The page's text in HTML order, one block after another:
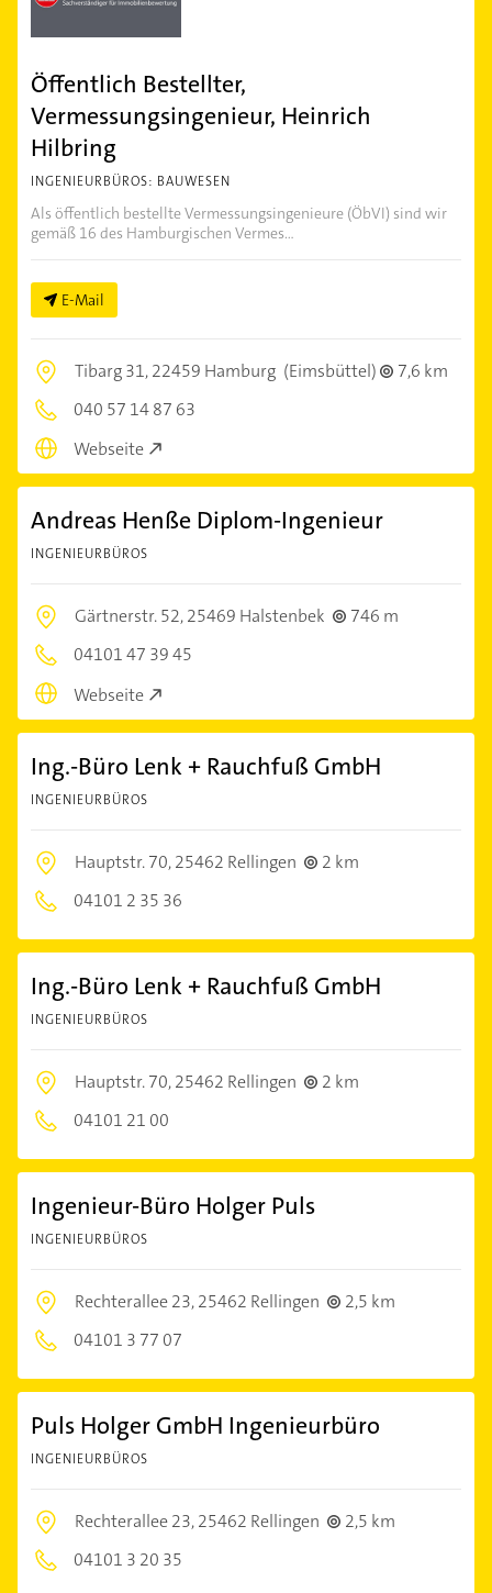
Öffentlich Bestellter,
Vermessungsingenieur, Heinrich
Hilbring
INGENIEURBÜROS: BAUWESEN
Als öffentlich bestellte Vermessungsingenieure (ÖbVI) sind wir
gemäß 16 des Hamburgischen Vermes...
E-Mail
Tibarg 31,22459 Hamburg (Eimsbüttel)
7,6 km
040 57 14 87 63
Webseite
Andreas Henße Diplom-Ingenieur
INGENIEURBÜROS
Gärtnerstr. 52,25469 Halstenbek
746 m
04101 47 39 45
Webseite
Ing.-Büro Lenk + Rauchfuß GmbH
INGENIEURBÜROS
Hauptstr. 70,25462 Rellingen
2 km
04101 2 35 36
Ing.-Büro Lenk + Rauchfuß GmbH
INGENIEURBÜROS
Hauptstr. 70,25462 Rellingen
2 km
04101 21 00
Ingenieur-Büro Holger Puls
INGENIEURBÜROS
Rechterallee 23,25462 Rellingen
2,5 km
04101 3 77 07
Puls Holger GmbH Ingenieurbüro
INGENIEURBÜROS
Rechterallee 23,25462 Rellingen
2,5 km
04101 3 20 35